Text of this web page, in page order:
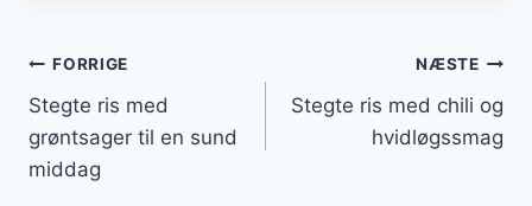
Indlægsnavigation
FORRIGE
Stegte ris med
grøntsager til en sund
middag
NÆSTE
Stegte ris med chili og
hvidløgssmag